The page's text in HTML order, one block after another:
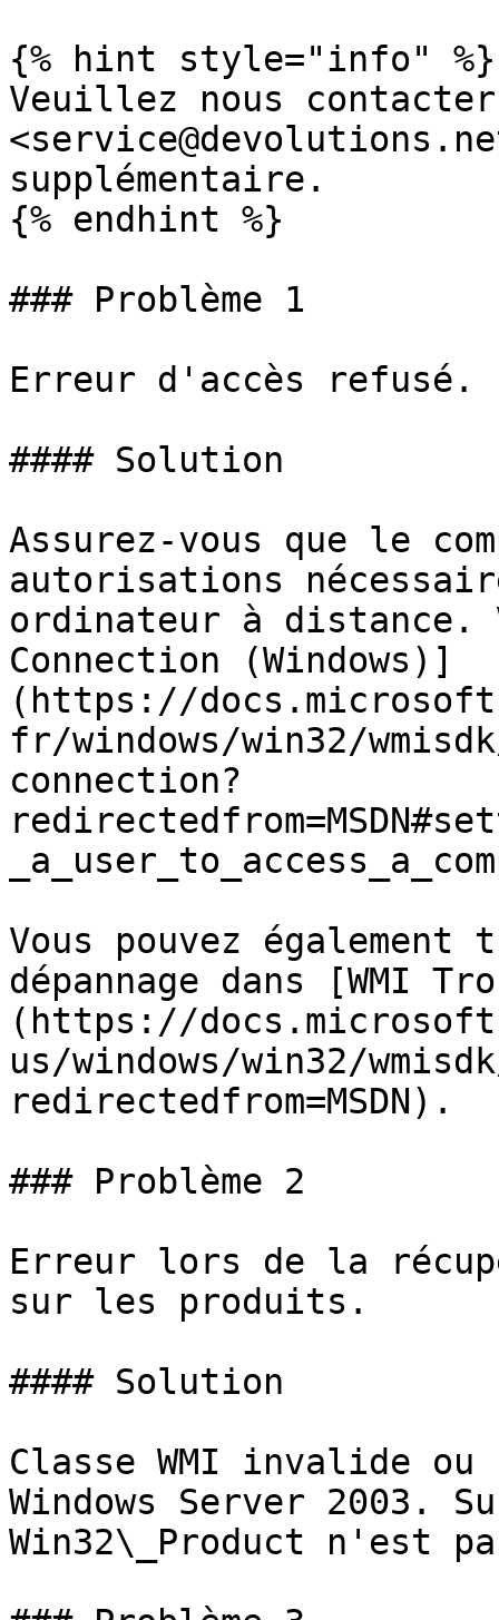
{% hint style="info" %}
Veuillez nous
supplémentaire.
{% endhint %}
### Problème 1
Erreur d'accès refusé.
#### Solution
Assurez-vous que le
autorisations
ordinateur à distance.
Connection (Windows)]
(https://
fr/windows/win32/
connection?
Vous pouvez
dépannage dans [WMI
(https://
us/windows/win32/
redirectedfrom=MSDN).
### Problème 2
Erreur lors de la
sur les produits.
#### Solution
Classe WMI invalide
Windows Server 2003.
Win32\_Product n'est